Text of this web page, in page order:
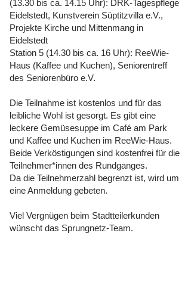
(13.30 bis ca. 14.15 Uhr): DRK-Tagespflege
Eidelstedt, Kunstverein Süptitzvilla e.V.,
Projekte Kirche und Mittenmang in
Eidelstedt
Station 5 (14.30 bis ca. 16 Uhr): ReeWie-
Haus (Kaffee und Kuchen), Seniorentreff
des Seniorenbüro e.V.
Die Teilnahme ist kostenlos und für das
leibliche Wohl ist gesorgt. Es gibt eine
leckere Gemüsesuppe im Café am Park
und Kaffee und Kuchen im ReeWie-Haus.
Beide Verköstigungen sind kostenfrei für die
Teilnehmer*innen des Rundganges.
Da die Teilnehmerzahl begrenzt ist, wird um
eine Anmeldung gebeten.
Viel Vergnügen beim Stadtteilerkunden
wünscht das Sprungnetz-Team.